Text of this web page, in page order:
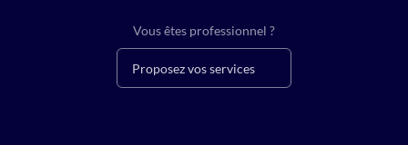
Vous êtes professionnel ?
Proposez vos services